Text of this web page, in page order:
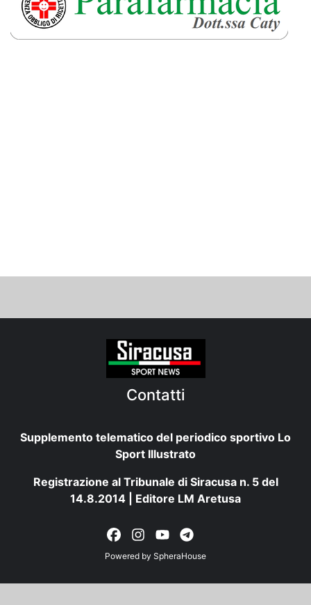
Contatti
Supplemento telematico del periodico sportivo Lo
Sport Illustrato
Registrazione al Tribunale di Siracusa n. 5 del
14.8.2014 | Editore LM Aretusa
Powered by SpheraHouse